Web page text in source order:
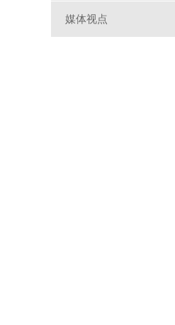
媒体视点